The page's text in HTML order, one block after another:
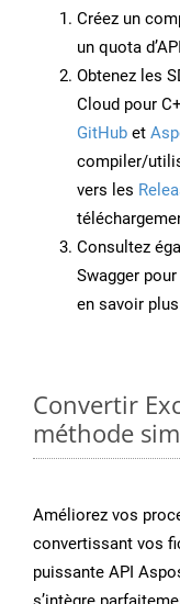
Créez un
un quota
Obtenez les
Cloud pour
GitHub et
compiler/
vers les
Consultez
Swagger pour
en savoir plus
Convertir
méthode
Améliorez vos
convertissant vos
puissante API